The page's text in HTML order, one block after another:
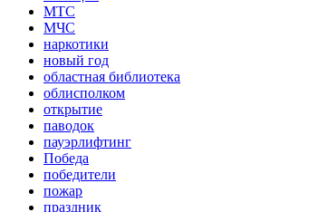
МТС
МЧС
наркотики
новый год
областная библиотека
облисполком
открытие
паводок
пауэрлифтинг
Победа
победители
пожар
праздник